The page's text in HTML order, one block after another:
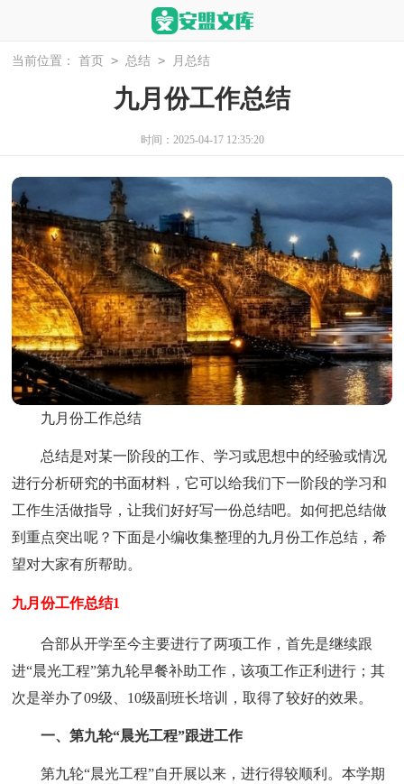
当前位置： 首页 > 总结 > 月总结
九月份工作总结
时间：2025-04-17 12:35:20
九月份工作总结
总结是对某一阶段的工作、学习或思想中的经验或情况
进行分析研究的书面材料，它可以给我们下一阶段的学习和
工作生活做指导，让我们好好写一份总结吧。如何把总结做
到重点突出呢？下面是小编收集整理的九月份工作总结，希
望对大家有所帮助。
九月份工作总结1
合部从开学至今主要进行了两项工作，首先是继续跟
进“晨光工程”第九轮早餐补助工作，该项工作正利进行；其
次是举办了09级、10级副班长培训，取得了较好的效果。
一、第九轮“晨光工程”跟进工作
第九轮“晨光工程”自开展以来，进行得较顺利。本学期